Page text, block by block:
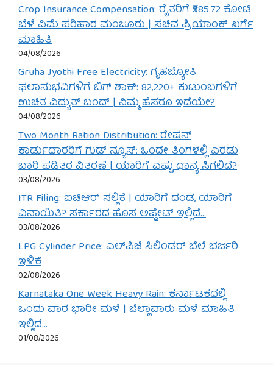
Crop Insurance Compensation: ರೈತರಿಗೆ ₹585.72 ಕೋಟಿ
ಬೆಳೆ ವಿಮೆ ಪರಿಹಾರ ಮಂಜೂರು | ಸಚಿವ ಪ್ರಿಯಾಂಕ್ ಖರ್ಗೆ
ಮಾಹಿತಿ
04/08/2026
Gruha Jyothi Free Electricity: ಗೃಹಜ್ಯೋತಿ
ಫಲಾನುಭವಿಗಳಿಗೆ ಬಿಗ್ ಶಾಕ್: 82,220+ ಕುಟುಂಬಗಳಿಗೆ
ಉಚಿತ ವಿದ್ಯುತ್ ಬಂದ್ | ನಿಮ್ಮ ಹೆಸರೂ ಇದೆಯೇ?
04/08/2026
Two Month Ration Distribution: ರೇಷನ್
ಕಾರ್ಡುದಾರರಿಗೆ ಗುಡ್ ನ್ಯೂಸ್: ಒಂದೇ ತಿಂಗಳಲ್ಲಿ ಎರಡು
ಬಾರಿ ಪಡಿತರ ವಿತರಣೆ | ಯಾರಿಗೆ ಎಷ್ಟು ಧಾನ್ಯ ಸಿಗಲಿದೆ?
03/08/2026
ITR Filing: ಐಟಿಆರ್ ಸಲ್ಲಿಕೆ | ಯಾರಿಗೆ ದಂಡ, ಯಾರಿಗೆ
ವಿನಾಯಿತಿ? ಸರ್ಕಾರದ ಹೊಸ ಅಪ್ಡೇಟ್ ಇಲ್ಲಿದೆ…
03/08/2026
LPG Cylinder Price: ಎಲ್‌ಪಿಜಿ ಸಿಲಿಂಡರ್ ಬೆಲೆ ಭರ್ಜರಿ
ಇಳಿಕೆ
02/08/2026
Karnataka One Week Heavy Rain: ಕರ್ನಾಟಕದಲ್ಲಿ
ಒಂದು ವಾರ ಭಾರೀ ಮಳೆ | ಜಿಲ್ಲಾವಾರು ಮಳೆ ಮಾಹಿತಿ
ಇಲ್ಲಿದೆ…
01/08/2026